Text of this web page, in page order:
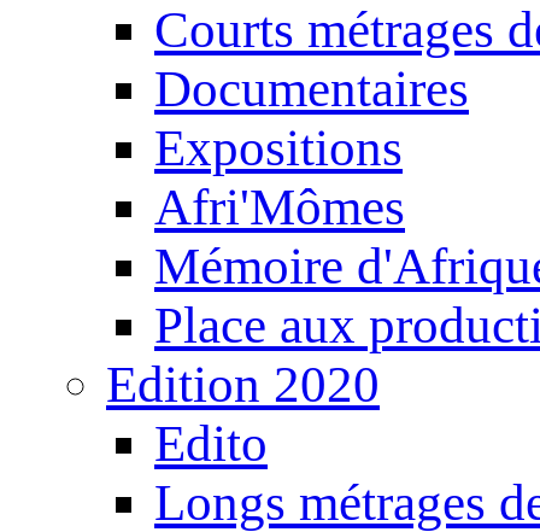
Courts métrages
Documentaires
Expositions
Afri'Mômes
Mémoire
Place aux
Edition 2020
Edito
Longs métrages